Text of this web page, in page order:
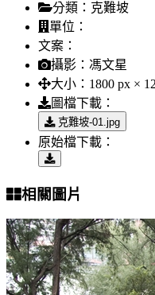
分類： 克難坡
單位：
文案：
攝影： 馮文星
大小： 1800 px ×
圖檔下載：
克難坡-01.jpg
原始檔下載：
相關圖片